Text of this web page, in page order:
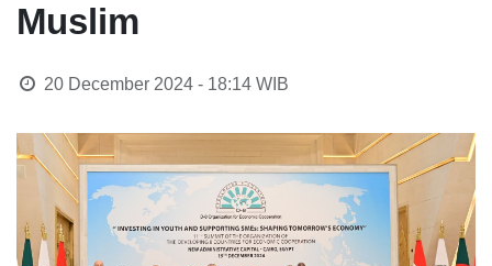
Muslim
20 December 2024 - 18:14WIB